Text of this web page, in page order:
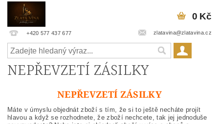
+420 577 437 677 zlatavina@zlatavina.cz
0 Kč
NEPŘEVZETÍ ZÁSILKY
NEPŘEVZETÍ ZÁSILKY
Máte v úmyslu objednát zboží s tím, že si to ještě necháte projít
hlavou a když se rozhodnete, že zboží nechcete, tak jej jednoduše